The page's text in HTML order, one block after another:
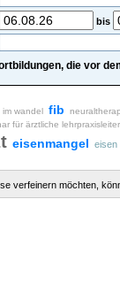
bis
die vor
wandel fib
für ärztliche
eisenmangel eisen
verfeinern möchten,